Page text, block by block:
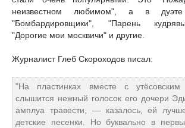
неизвестном любимом", а в
"Бомбардировщики", "Парень
"Дорогие мои москвичи" и другие.
Журналист Глеб Скороходов писал:
"На пластинках вместе с
слышится нежный голосок его дочери
амплуа травести, — казалось, ей
детские песенки. Но буквально в